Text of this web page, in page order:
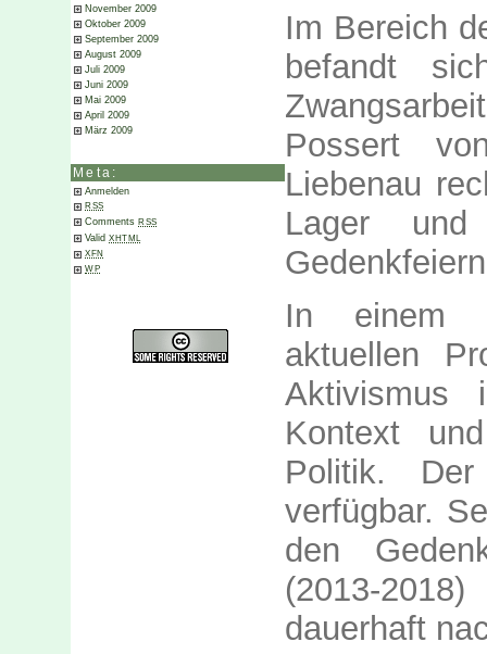
November 2009
Oktober 2009
September 2009
August 2009
Juli 2009
Juni 2009
Mai 2009
April 2009
März 2009
Meta:
Anmelden
RSS
Comments RSS
Valid XHTML
XFN
WP
Im Bereich
befandt
Possert
Liebenau
Lager
In einem
aktuellen
Aktivismus
Kontext
Politik.
verfügbar.
den
(2013-
dauerhaft